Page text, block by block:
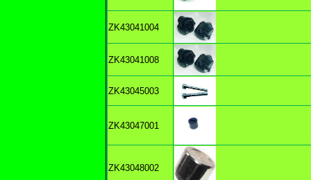
ZK43041004
ZK43041008
ZK43045003
ZK43047001
ZK43048002